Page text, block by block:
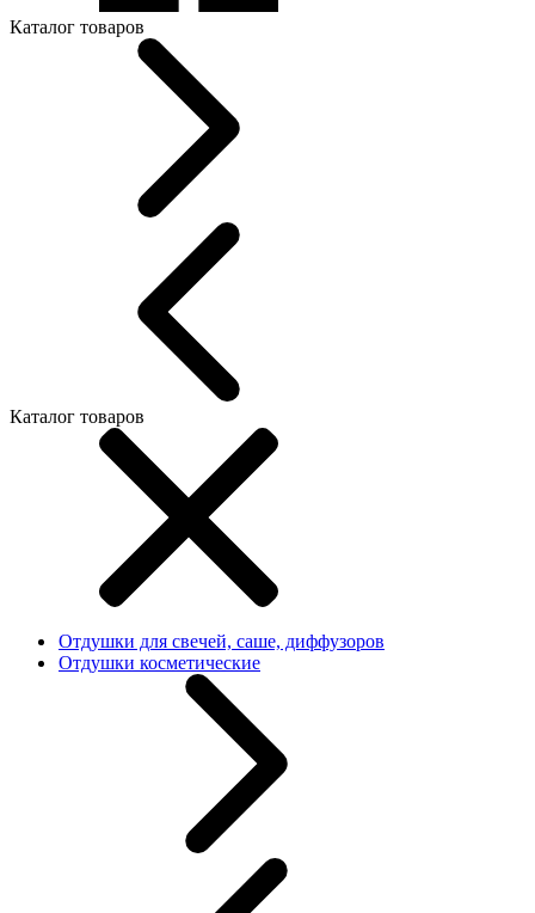
Каталог товаров
Каталог товаров
Отдушки для свечей, саше, диффузоров
Отдушки косметические